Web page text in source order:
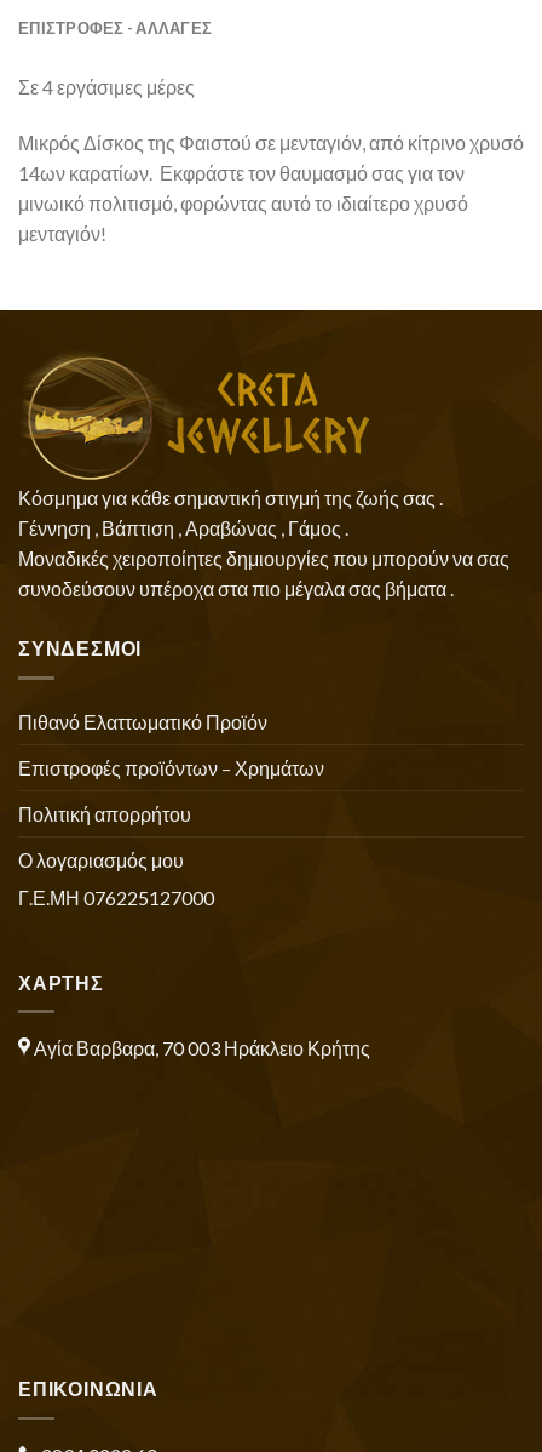
ΕΠΙΣΤΡΟΦΕΣ - ΑΛΛΑΓΕΣ
Σε 4 εργάσιμες μέρες
Μικρός Δίσκος της Φαιστού σε μενταγιόν, από κίτρινο χρυσό
14ων καρατίων. Εκφράστε τον θαυμασμό σας για τον
μινωικό πολιτισμό, φορώντας αυτό το ιδιαίτερο χρυσό
μενταγιόν!
Κόσμημα για κάθε σημαντική στιγμή της ζωής σας .
Γέννηση , Βάπτιση , Αραβώνας , Γάμος .
Μοναδικές χειροποίητες δημιουργίες που μπορούν να σας
συνοδεύσουν υπέροχα στα πιο μέγαλα σας βήματα .
ΣΥΝΔΕΣΜΟΙ
Πιθανό Ελαττωματικό Προϊόν
Επιστροφές προϊόντων – Χρημάτων
Πολιτική απορρήτου
Ο λογαριασμός μου
Γ.Ε.ΜΗ 076225127000
ΧΑΡΤΗΣ
Αγία Βαρβαρα, 70 003 Ηράκλειο Κρήτης
ΕΠΙΚΟΙΝΩΝΙΑ